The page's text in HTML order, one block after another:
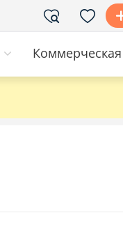
Коммерческая